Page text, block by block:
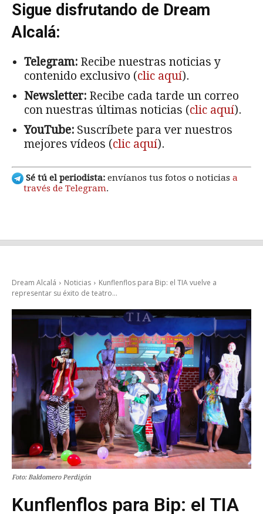
Sigue disfrutando de Dream
Alcalá:
Telegram: Recibe nuestras noticias y
contenido exclusivo (clic aquí).
Newsletter: Recibe cada tarde un correo
con nuestras últimas noticias (clic aquí).
YouTube: Suscríbete para ver nuestros
mejores vídeos (clic aquí).
Sé tú el periodista: envíanos tus fotos o noticias a
través de Telegram.